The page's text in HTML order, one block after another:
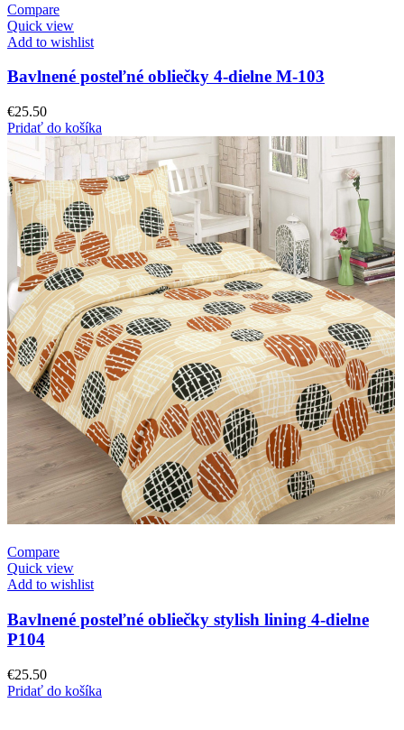
Compare
Quick view
Add to wishlist
Bavlnené posteľné obliečky 4-dielne M-103
€25.50
Pridať do košíka
Compare
Quick view
Add to wishlist
Bavlnené posteľné obliečky stylish lining 4-dielne
P104
€25.50
Pridať do košíka